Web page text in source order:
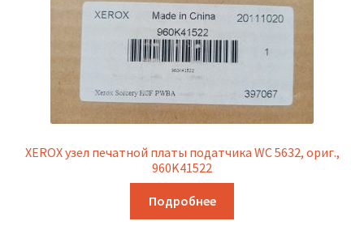
XEROX узел печатной платы податчика WC 5632, ориг.,
960K41522
Подробнее